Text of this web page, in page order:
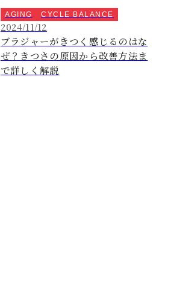
AGING CYCLE BALANCE
2024/11/12
ブラジャーがきつく感じるのはな
ぜ？きつさの原因から改善方法ま
で詳しく解説